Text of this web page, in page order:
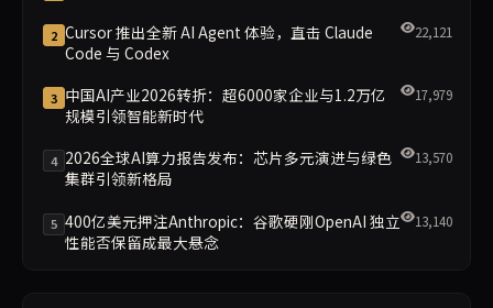
2 Cursor 推出全新 AI Agent 体验，直击 Claude
Code 与 Codex
22,121
3 中国AI产业2026转折：超6000家企业与1.2万亿
规模引领智能新时代
17,979
4 2026全球AI算力报告发布：芯片多元演进与绿色
集群引领新格局
13,570
5 400亿美元押注Anthropic：谷歌硬刚OpenAI 独立
性能否保留成最大悬念
13,140